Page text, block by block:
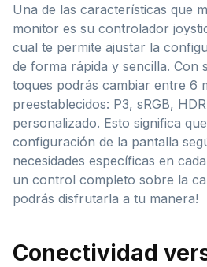
Una de las características que
monitor es su controlador
cual te permite ajustar la
de forma rápida y sencilla. Con
toques podrás cambiar entre 6
preestablecidos: P3, sRGB,
personalizado. Esto significa
configuración de la pantalla
necesidades específicas en
un control completo sobre la
podrás disfrutarla a tu manera!
Conectividad